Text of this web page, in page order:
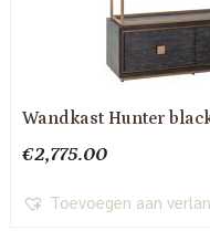
Wandkast Hunter
€2,775.00
Toevoegen aan